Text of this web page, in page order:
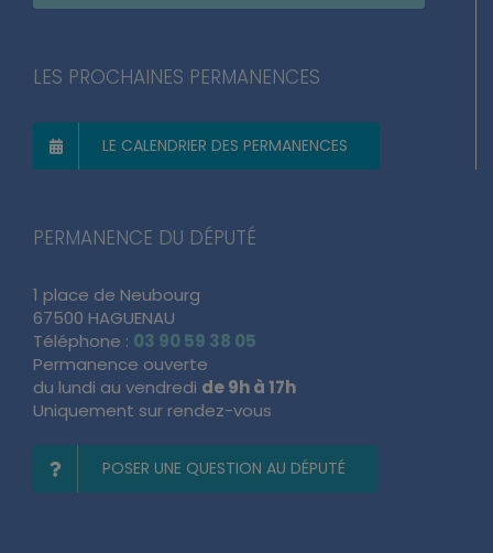
LES PROCHAINES PERMANENCES
LE CALENDRIER DES PERMANENCES
PERMANENCE DU DÉPUTÉ
1 place de Neubourg
67500 HAGUENAU
Téléphone : 03 90 59 38 05
Permanence ouverte
du lundi au vendredi de 9h à 17h
Uniquement sur rendez-vous
POSER UNE QUESTION AU DÉPUTÉ